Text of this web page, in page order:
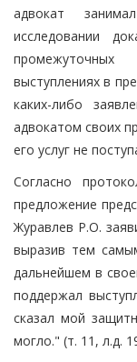
адвокат
исследовании
промежуточных
выступлениях в
каких-либо
адвокатом своих
его услуг не
Согласно
предложение
Журавлев Р.О.
выразив тем
дальнейшем в
поддержал
сказал мой
могло." (т. 11, л.д.